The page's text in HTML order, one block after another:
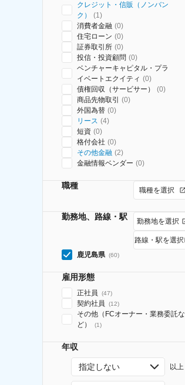
クレジット・信販（ノンバン
ク）
(1)
消費者金融 (0)
住宅ローン (0)
証券取引所 (0)
投信・投資顧問 (0)
ベンチャーキャピタル・プラ
イベートエクイティ (0)
債権回収（サービサー）
(0)
商品先物取引
(0)
外国為替 (0)
リース (4)
短資 (0)
格付会社 (0)
その他金融 (2)
金融情報ベンダー (0)
職種 職種を選択
勤務地、路線・駅 勤務地を選択
路線・駅を選択
鹿児島県 (60)
雇用形態
正社員 (47)
契約社員 (12)
その他（FCオーナー・業務委託な
ど）
(1)
年収
指定しない 以上